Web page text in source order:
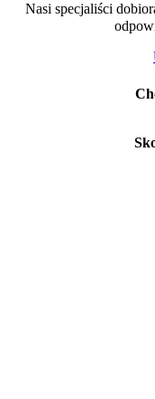
Nasi specjaliści